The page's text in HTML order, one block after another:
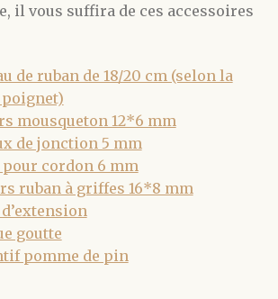
il vous suffira de ces accessoires
de ruban de 18/20 cm (selon la
mousqueton 12*6 mm
de jonction 5 mm
pour cordon 6 mm
ruban à griffes 16*8 mm
goutte
pomme de pin